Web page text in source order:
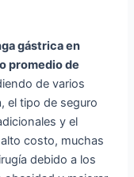
gástrica en
promedio de
de varios
el tipo de seguro
y el
costo, muchas
debido a los